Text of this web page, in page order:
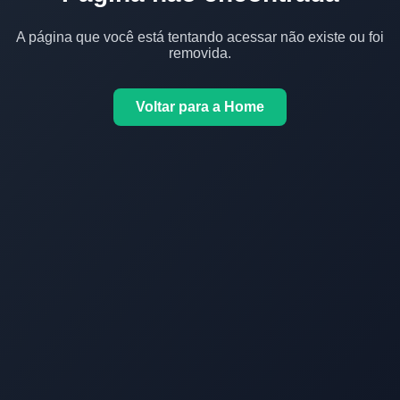
A página que você está tentando acessar não existe ou foi
removida.
Voltar para a Home